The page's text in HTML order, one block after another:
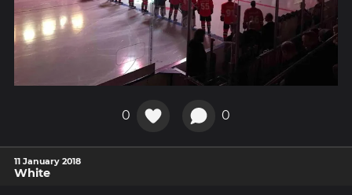
0 0
11 January 2018
White